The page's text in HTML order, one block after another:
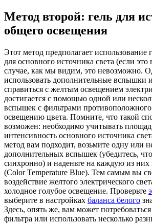
Метод второй: гель для
общего освещения
Этот метод предполагает использование
для основного источника света (если
случае, как мы видим, это невозможно.
использовать дополнительные
справиться с желтым освещением
достигается с помощью одной или
вспышек с фильтрами противоположного
освещению цвета. Помните, что такой
возможен: необходимо учитывать
интенсивность основного источника
метод вам подходит, возьмите одну или
дополнительных вспышек (убедитесь,
синхронно) и наденьте на каждую из них
(Color Temperature Blue). Тем самым вы
воздействие желтого электрического
холодное голубое освещение. Проверьте
выберите в настройках баланса белого
Здесь, опять же, вам может
фильтра или использовать несколько